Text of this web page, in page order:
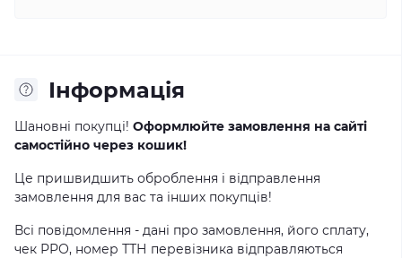
Інформація
Шановні покупці! Оформлюйте замовлення на сайті
самостійно через кошик!
Це пришвидшить оброблення і відправлення
замовлення для вас та інших покупців!
Всі повідомлення - дані про замовлення, його сплату,
чек РРО, номер ТТН перевізника відправляються